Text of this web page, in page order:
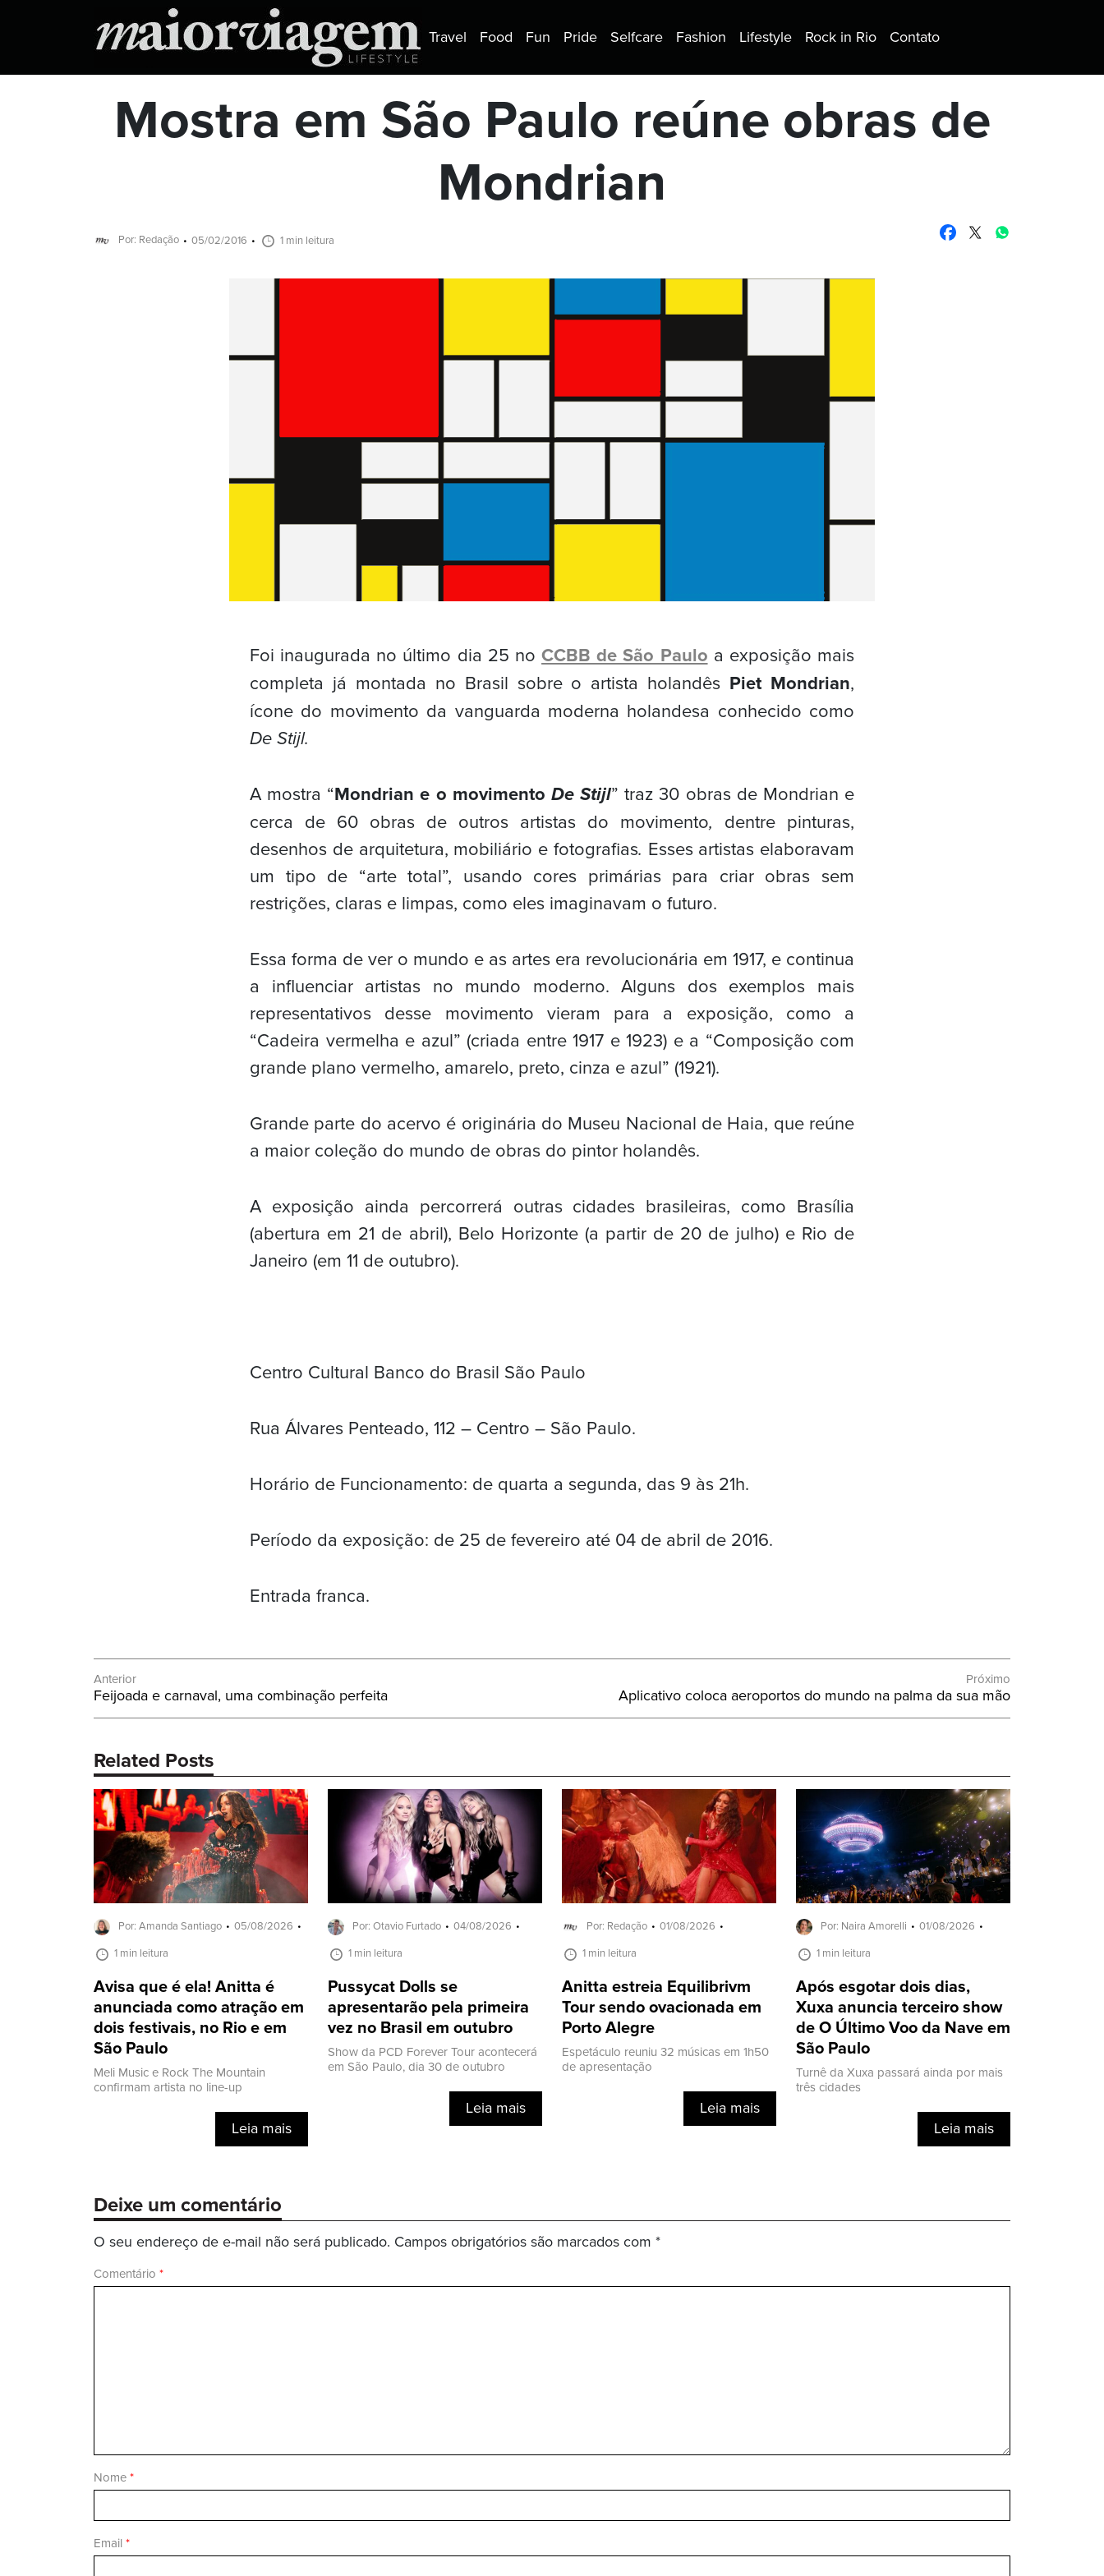
Travel Food Fun Pride Selfcare Fashion Lifestyle Rock in Rio Contato
Mostra em São Paulo reúne obras de
Mondrian
Por: Redação 05/02/2016 1 min leitura
Foi inaugurada no último dia 25 noCCBB de São Paulo a exposição mais
completa já montada no Brasil sobre o artista holandês Piet Mondrian,
ícone do movimento da vanguarda moderna holandesa conhecido como
De Stijl.
A mostra “Mondrian e o movimento De Stijl” traz 30 obras de Mondrian e
cerca de 60 obras de outros artistas do movimento, dentre pinturas,
desenhos de arquitetura, mobiliário e fotografias. Esses artistas elaboravam
um tipo de “arte total”, usando cores primárias para criar obras sem
restrições, claras e limpas, como eles imaginavam o futuro.
Essa forma de ver o mundo e as artes era revolucionária em 1917, e continua
a influenciar artistas no mundo moderno. Alguns dos exemplos mais
representativos desse movimento vieram para a exposição, como a
“Cadeira vermelha e azul” (criada entre 1917 e 1923) e a “Composição com
grande plano vermelho, amarelo, preto, cinza e azul” (1921).
Grande parte do acervo é originária do Museu Nacional de Haia, que reúne
a maior coleção do mundo de obras do pintor holandês.
A exposição ainda percorrerá outras cidades brasileiras, como Brasília
(abertura em 21 de abril), Belo Horizonte (a partir de 20 de julho) e Rio de
Janeiro (em 11 de outubro).
Centro Cultural Banco do Brasil São Paulo
Rua Álvares Penteado, 112 – Centro – São Paulo.
Horário de Funcionamento: de quarta a segunda, das 9 às 21h.
Período da exposição: de 25 de fevereiro até 04 de abril de 2016.
Entrada franca.
Navegação
de
Anterior
Post
Anterior:
Feijoada e carnaval, uma combinação perfeita
Próximo
Próximo
Post:
Aplicativo coloca aeroportos do mundo na palma da sua mão
Related Posts
Por: Amanda Santiago 05/08/2026
1 min leitura
Avisa que é ela! Anitta é
anunciada como atração em
dois festivais, no Rio e em
São Paulo
Meli Music e Rock The Mountain
confirmam artista no line-up
Leia mais
Por: Otavio Furtado 04/08/2026
1 min leitura
Pussycat Dolls se
apresentarão pela primeira
vez no Brasil em outubro
Show da PCD Forever Tour acontecerá
em São Paulo, dia 30 de outubro
Leia mais
Por: Redação 01/08/2026
1 min leitura
Anitta estreia Equilibrivm
Tour sendo ovacionada em
Porto Alegre
Espetáculo reuniu 32 músicas em 1h50
de apresentação
Leia mais
Por: Naira Amorelli 01/08/2026
1 min leitura
Após esgotar dois dias,
Xuxa anuncia terceiro show
de O Último Voo da Nave em
São Paulo
Turnê da Xuxa passará ainda por mais
três cidades
Leia mais
Deixe um comentário
O seu endereço de e-mail não será publicado. Campos obrigatórios são marcados com *
Comentário *
Nome *
Email *